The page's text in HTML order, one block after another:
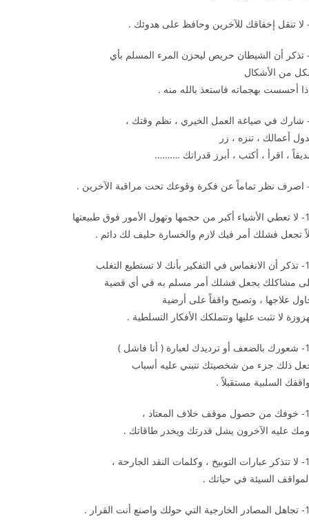
من الأشكال
أحسست بهجماته فاستعذ بالله منه .
أعمالك ، تنزه ، زر
، اقرأ ، أكتب ، أبرز قدراتك ……….
طبيعتها
تجعل فشلك أمر فيك لازم والخسارة حليف لك دائم .
التغلب
مشاكلك يجعل فشلك أمر مسلم به في أي قضية
علاجها ، وتصبح واقفاً على أرضية
لا تثبت عليها وتتملكك الأفكار التسلطية .
فاشل )
ذلك جزء من شخصيتك تنبني عليه أسباب
السلبية مستقبلاً .
،
عليه الآخرون يشل قدرتك ويخدر طاقاتك .
الجارحة ،
السيئة في حياتك .
القرار .